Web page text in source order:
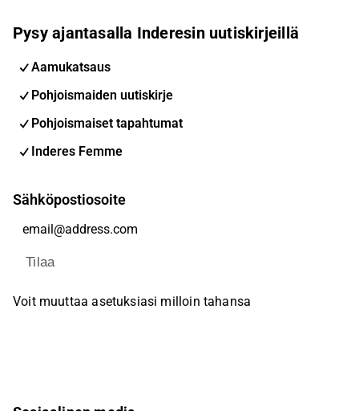
Pysy ajantasalla Inderesin uutiskirjeillä
Aamukatsaus
Pohjoismaiden uutiskirje
Pohjoismaiset tapahtumat
Inderes Femme
Sähköpostiosoite
Tilaa
Voit muuttaa asetuksiasi milloin tahansa